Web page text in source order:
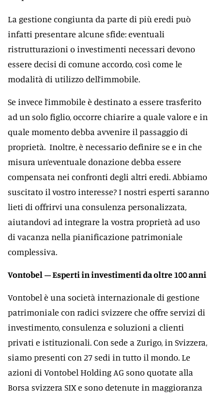
La gestione congiunta da parte di più eredi può
infatti presentare alcune sfide: eventuali
ristrutturazioni o investimenti necessari devono
essere decisi di comune accordo, così come le
modalità di utilizzo dell’immobile.
Se invece l’immobile è destinato a essere trasferito
ad un solo figlio, occorre chiarire a quale valore e in
quale momento debba avvenire il passaggio di
proprietà. Inoltre, è necessario definire se e in che
misura un’eventuale donazione debba essere
compensata nei confronti degli altri eredi. Abbiamo
suscitato il vostro interesse? I nostri esperti saranno
lieti di offrirvi una consulenza personalizzata,
aiutandovi ad integrare la vostra proprietà ad uso
di vacanza nella pianificazione patrimoniale
complessiva.
Vontobel – Esperti in investimenti da oltre 100 anni
Vontobel è una società internazionale di gestione
patrimoniale con radici svizzere che offre servizi di
investimento, consulenza e soluzioni a clienti
privati e istituzionali. Con sede a Zurigo, in Svizzera,
siamo presenti con 27 sedi in tutto il mondo. Le
azioni di Vontobel Holding AG sono quotate alla
Borsa svizzera SIX e sono detenute in maggioranza